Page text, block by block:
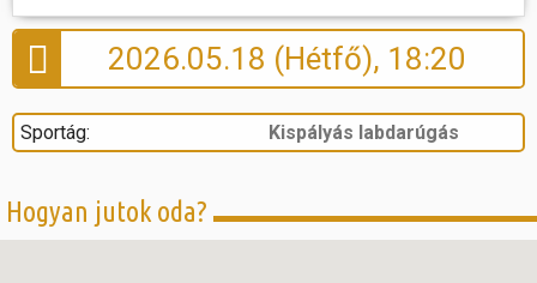
2026.05.18 (Hétfő), 18:20
Sportág: Kispályás labdarúgás
Hogyan jutok oda?